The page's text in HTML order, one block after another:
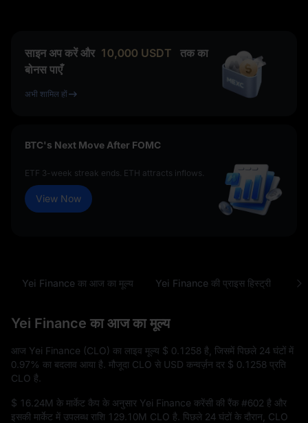
साइन अप करें और 10,000 USDT
तक का
बोनस पाएँ
अभी शामिल हों
BTC's Next Move After FOMC
ETF 3-week streak ends. ETH attracts inflows.
View Now
Yei Finance का आज का मूल्य Yei Finance की प्राइस हिस्ट्री
Yei Finance का आज का मूल्य
आज Yei Finance (CLO) का लाइव मूल्य $ 0.1258 है, जिसमें पिछले 24 घंटों में
0.97% का बदलाव आया है. मौजूदा CLO से USD कन्वर्ज़न दर $ 0.1258 प्रति
CLO है.
$ 16.24M के मार्केट कैप के अनुसार Yei Finance करेंसी की रैंक #602 है और
इसकी मार्केट में उपलब्ध राशि 129.10M CLO है. पिछले 24 घंटों के दौरान, CLO